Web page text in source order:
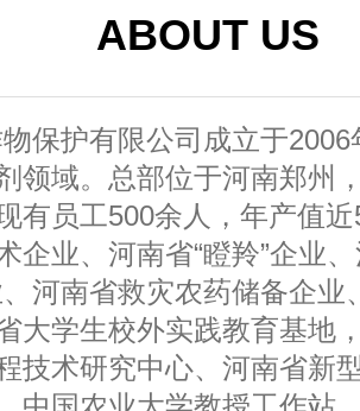
ABOUT US
保护有限公司成立于
领域。总部位于河南郑州
有员工500余人，年产值
企业、河南省“瞪羚”企业
、河南省救灾农药储备企业
大学生校外实践教育基地
技术研究中心、河南省新